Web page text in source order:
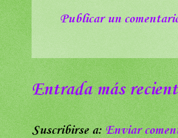
Publicar un
Entrada más
Suscribirse a:Enviar